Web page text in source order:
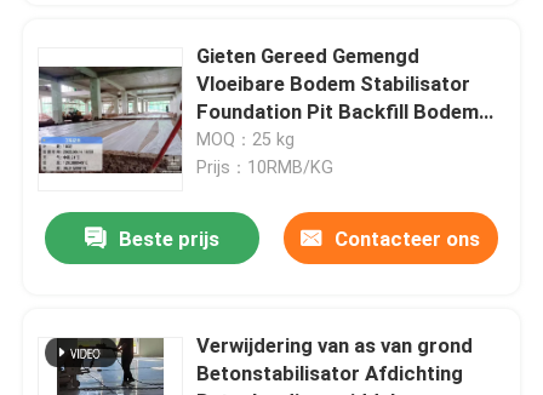
Gieten Gereed Gemengd
Vloeibare Bodem Stabilisator
Foundation Pit Backfill Bodem
Stabilisatie
MOQ：25 kg
Prijs：10RMB/KG
Beste prijs Contacteer ons
Verwijdering van as van grond
Betonstabilisator Afdichting